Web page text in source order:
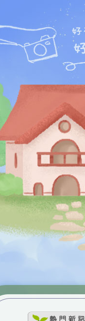
網,羅東
鉛筆學校。